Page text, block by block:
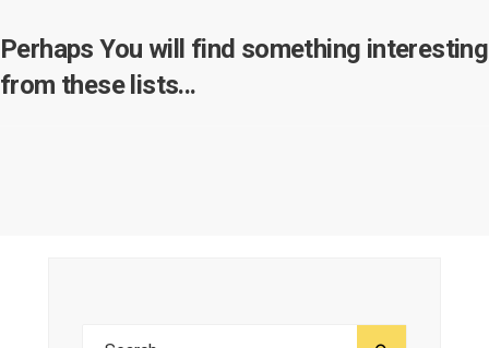
Perhaps You will find something interesting
from these lists...